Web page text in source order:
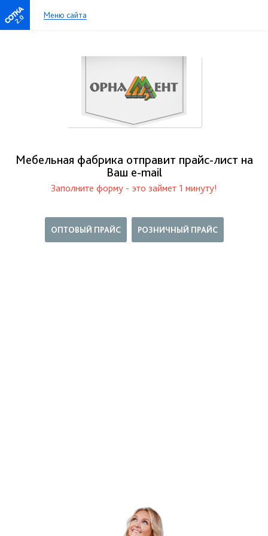
2.0 Меню сайта
Мебельная фабрика отправит прайс-лист на
Ваш е-mail
Заполните форму - это займет 1 минуту!
ОПТОВЫЙ ПРАЙС РОЗНИЧНЫЙ ПРАЙС